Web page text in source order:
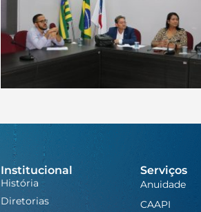
Institucional
História
Diretorias
Serviços
Anuidade
CAAPI